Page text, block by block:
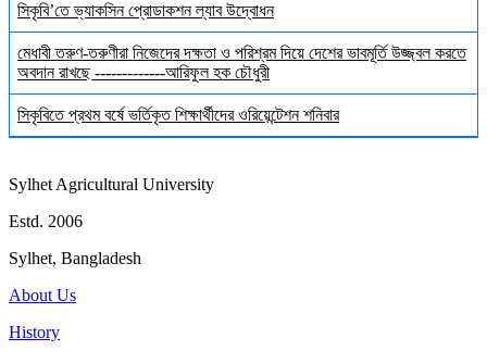
সিকৃবি’তে ভ্যাকসিন প্রোডাকশন ল্যাব উদ্বোধন
মেধাবী তরুণ-তরুণীরা নিজেদের দক্ষতা ও পরিশ্রম দিয়ে দেশের ভাবমূর্তি উজ্জ্বল করতে
অবদান রাখছে -------------আরিফুল হক চৌধুরী
সিকৃবিতে প্রথম বর্ষে ভর্তিকৃত শিক্ষার্থীদের ওরিয়েন্টেশন শনিবার
Sylhet Agricultural University
Estd. 2006
Sylhet, Bangladesh
About Us
History